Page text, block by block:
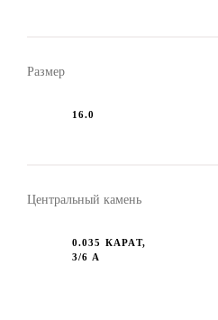
Размер
16.0
Центральный камень
0.035 КАРАТ,
3/6 А